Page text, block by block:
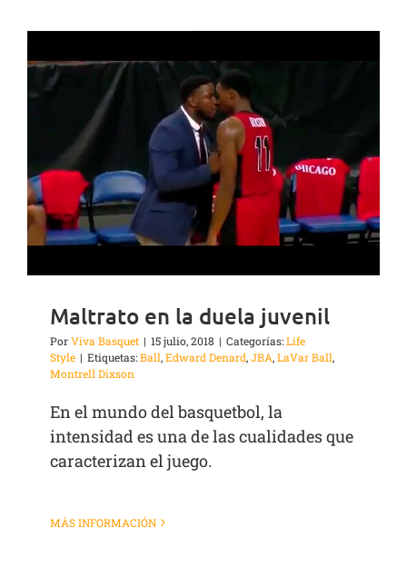
Maltrato en la duela juvenil
PorViva Basquet | 15 julio, 2018 | Categorías:Life
Style | Etiquetas:Ball,Edward Denard,JBA,LaVar Ball,
Montrell Dixson
En el mundo del basquetbol, la
intensidad es una de las cualidades que
caracterizan el juego.
MÁS INFORMACIÓN